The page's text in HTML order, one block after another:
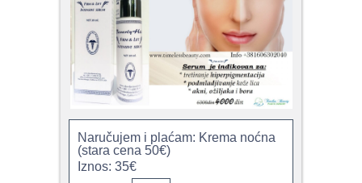
Naručujem i plaćam: Krema noćna
(stara cena 50€)
Iznos: 35€